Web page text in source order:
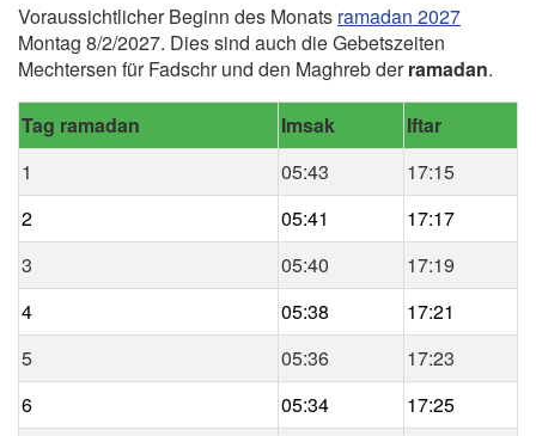
Voraussichtlicher Beginn des Monats ramadan 2027
Montag 8/2/2027. Dies sind auch die Gebetszeiten
Mechtersen für Fadschr und den Maghreb derramadan.
Tag ramadan Imsak
Iftar
1
05:43
17:15
2
05:41
17:17
3
05:40
17:19
4
05:38
17:21
5
05:36
17:23
6
05:34
17:25